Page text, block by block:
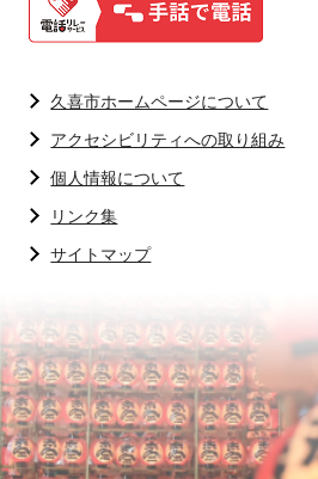
久喜市ホームページについて
アクセシビリティへの取り組み
個人情報について
リンク集
サイトマップ